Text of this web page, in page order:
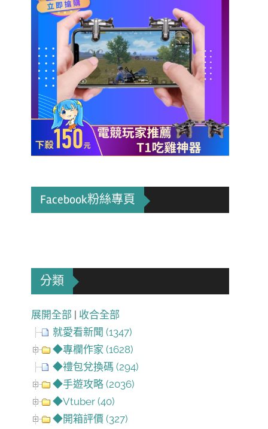
Facebook粉絲專頁
分類
展開全部 | 收合全部
就愛看新聞 (1347)
◆專欄作家 (1628)
◆禮包兌換碼 (294)
◆手遊攻略 (2036)
◆Vtuber (40)
◆開箱評價 (327)